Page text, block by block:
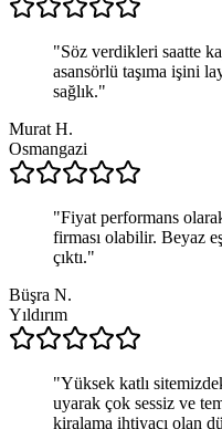
"Söz verdikleri saatte
asansörlü taşıma işini
sağlık."
Murat H.
Osmangazi
"Fiyat performans
firması olabilir. Beyaz
çıktı."
Büşra N.
Yıldırım
"Yüksek katlı
uyarak çok sessiz ve
kiralama ihtiyacı olan